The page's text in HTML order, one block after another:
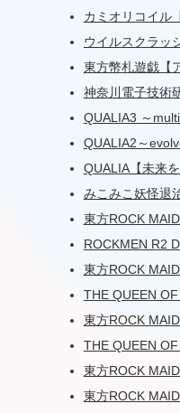
カミオリコイル
ウイルスクラッ
東方幣札遊戯【
神奈川電子技術
QUALIA3 ～
QUALIA2～
QUALIA【未来
みこみこ妖怪退
東方ROCK
ROCKMEN R2
東方ROCK
THE QUEEN
東方ROCK
THE QUEEN
東方ROCK
東方ROCK